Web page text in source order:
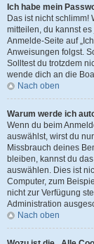
Ich habe mein
Das ist nicht schlimm!
mitteilen, du kannst
Anmelde-Seite auf
Anweisungen folgst.
Solltest du trotzdem
wende dich an die
Nach oben
Warum werde ich
Wenn du beim
auswählst, wirst du
Missbrauch deines
bleiben, kannst du
auswählen. Dies ist
Computer, zum
nicht zur Verfügung
Administration
Nach oben